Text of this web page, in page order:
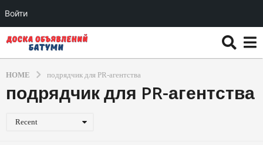
Войти
HOME подрядчик для PR-агентства
подрядчик для PR-агентства
Recent